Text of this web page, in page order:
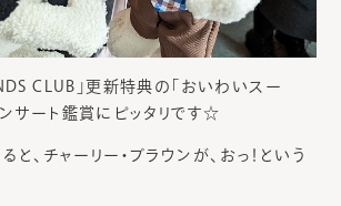
CLUB」更新特典の「おいわいスー
ンサート鑑賞にピッタリです☆
、チャーリー・ブラウンが、おっ！という